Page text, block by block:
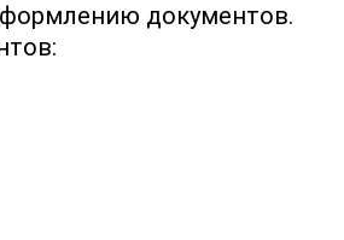
документов.